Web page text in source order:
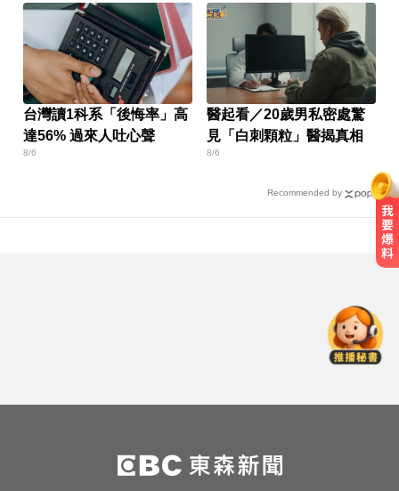
台灣讀1科系「後悔率」高
達56% 過來人吐心聲
8/6
醫起看／20歲男私密處驚
見「白刺顆粒」醫揭真相
8/6
Recommended by
逝...好友悲痛證實
愛玩車／帕加尼螺絲超貴 可買保時